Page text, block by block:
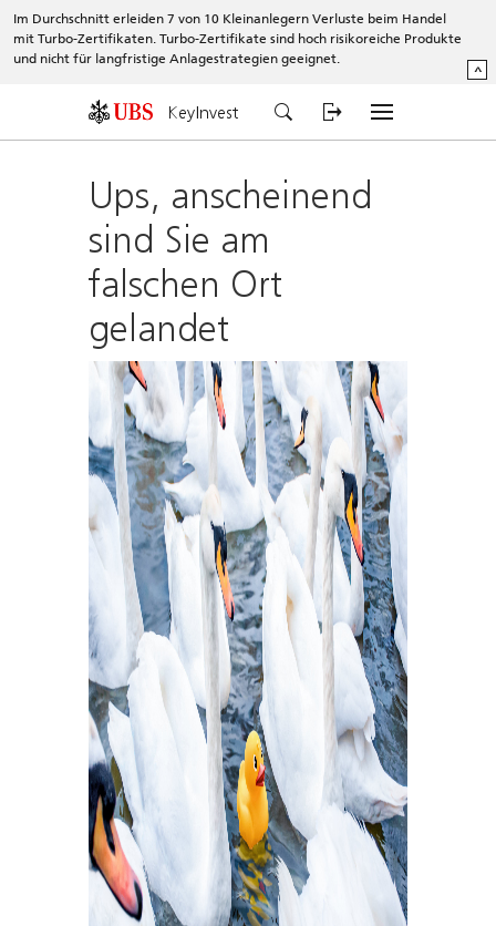
Im Durchschnitt erleiden 7 von 10 Kleinanlegern Verluste beim Handel
mit Turbo-Zertifikaten. Turbo-Zertifikate sind hoch risikoreiche Produkte
und nicht für langfristige Anlagestrategien geeignet.
^
KeyInvest
Ups, anscheinend
sind Sie am
falschen Ort
gelandet